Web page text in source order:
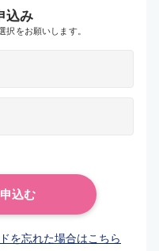
込み
をお願いします。
を忘れた場合はこちら